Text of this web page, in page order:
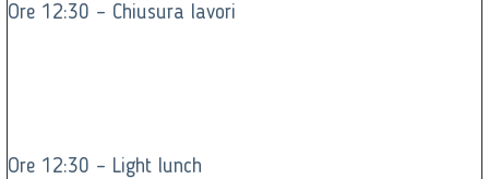
Ore 12:30 – Chiusura lavori
Ore 12:30 – Light lunch